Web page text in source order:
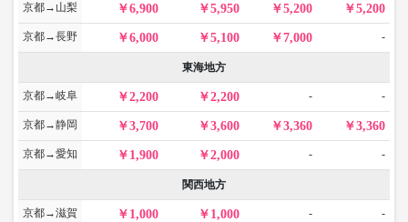
京都→山梨 6,900 5,950 5,200 5,200
京都→長野 6,000 5,100 7,000 -
東海地方
京都→岐阜 2,200 2,200 - -
京都→静岡 3,700 3,600 3,360 3,360
京都→愛知 1,900 2,000 - -
関西地方
京都→滋賀 1,000 1,000 - -